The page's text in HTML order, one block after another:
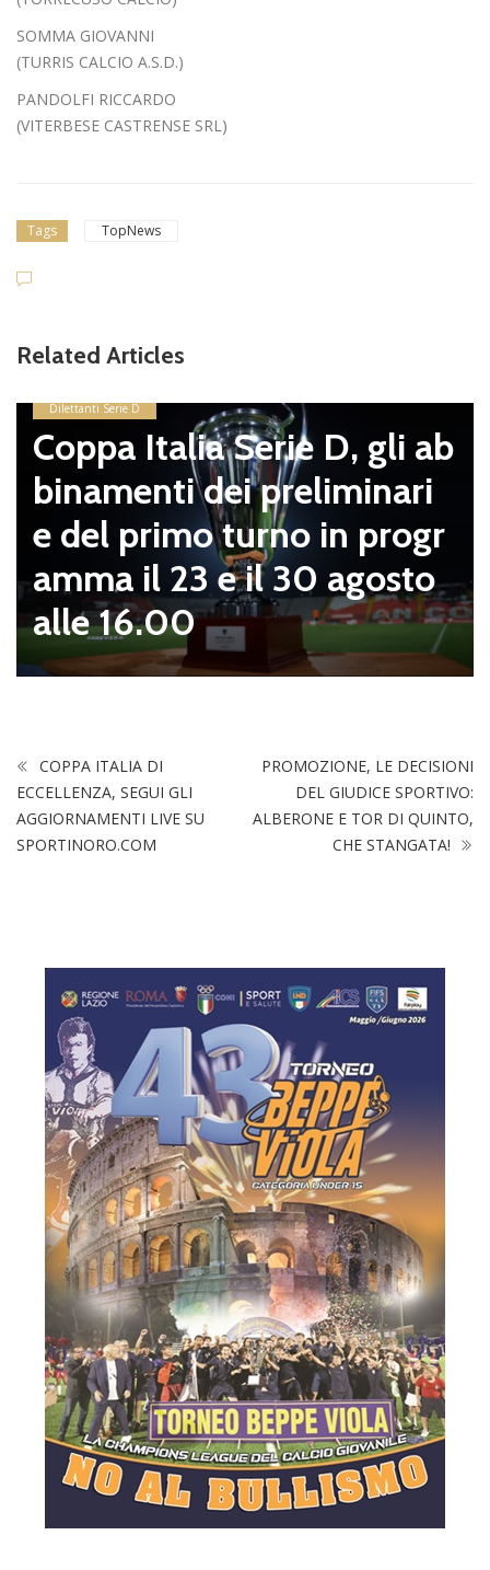
SOMMA GIOVANNI
(TURRIS CALCIO A.S.D.)
PANDOLFI RICCARDO
(VITERBESE CASTRENSE SRL)
Tags TopNews
Related Articles
Dilettanti Serie D
Coppa Italia Serie D, gli ab
binamenti dei preliminari
e del primo turno in progr
amma il 23 e il 30 agosto
alle 16.00
COPPA ITALIA DI
ECCELLENZA, SEGUI GLI
AGGIORNAMENTI LIVE SU
SPORTINORO.COM
PROMOZIONE, LE DECISIONI
DEL GIUDICE SPORTIVO:
ALBERONE E TOR DI QUINTO,
CHE STANGATA!